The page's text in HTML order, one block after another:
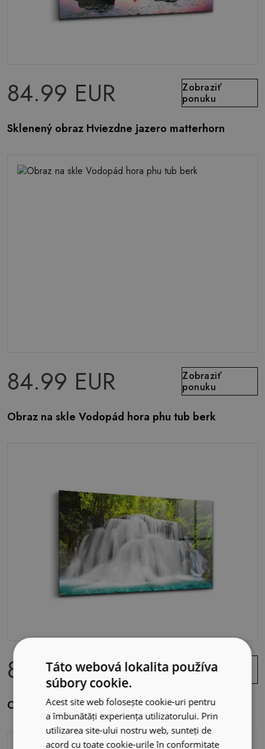
84.99 EUR
Zobraziť
ponuku
Sklenený obraz Hviezdne jazero matterhorn
84.99 EUR
Zobraziť
ponuku
Obraz na skle Vodopád hora phu tub berk
84.99 EUR
Zobraziť
ponuku
Obraz na skle Vodopád Huai Mae Khamin
Táto webová lokalita používa
súbory cookie.
Acest site web folosește cookie-uri pentru
a îmbunătăți experiența utilizatorului. Prin
utilizarea site-ului nostru web, sunteți de
acord cu toate cookie-urile în conformitate